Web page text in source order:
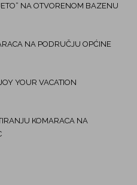
NA OTVORENOM BAZENU
NA PODRUČJU OPĆINE
YOUR VACATION
KOMARACA NA